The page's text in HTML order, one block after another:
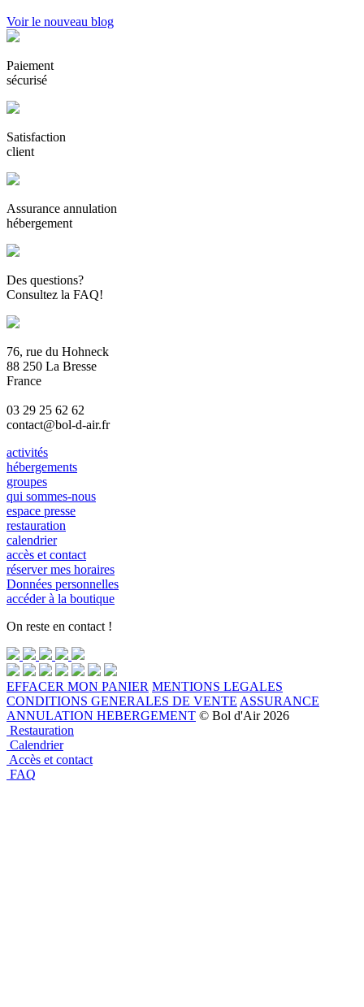
Voir le nouveau blog
Paiement
sécurisé
Satisfaction
client
Assurance annulation
hébergement
Des questions?
Consultez la FAQ!
76, rue du Hohneck
88 250 La Bresse
France
03 29 25 62 62
contact@bol-d-air.fr
activités
hébergements
groupes
qui sommes-nous
espace presse
restauration
calendrier
accès et contact
réserver mes horaires
Données personnelles
accéder à la boutique
On reste en contact !
EFFACER MON PANIER MENTIONS LEGALES
CONDITIONS GENERALES DE VENTE ASSURANCE
ANNULATION HEBERGEMENT © Bol d'Air 2026
Restauration
Calendrier
Accès et contact
FAQ